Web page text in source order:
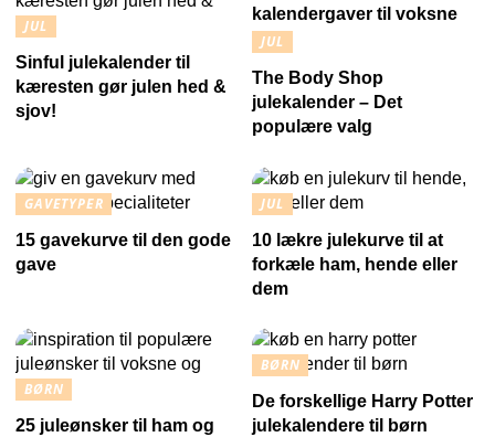
JUL
Sinful julekalender til
kæresten gør julen hed &
sjov!
kalendergaver til voksne
JUL
The Body Shop
julekalender – Det
populære valg
GAVETYPER
15 gavekurve til den gode
gave
JUL
10 lækre julekurve til at
forkæle ham, hende eller
dem
BØRN
25 juleønsker til ham og
BØRN
De forskellige Harry Potter
julekalendere til børn